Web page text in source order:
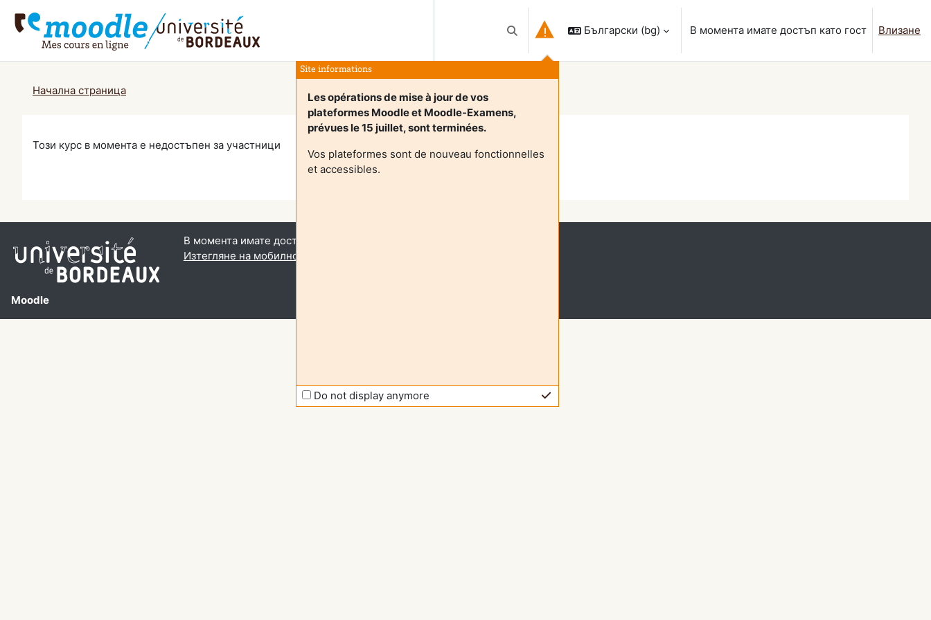
Превключване при въвеждане на търсеното
Site informations
Les opérations de mise à jour de vos
plateformes Moodle et Moodle-Examens,
prévues le 15 juillet, sont terminées.
Vos plateformes sont de nouveau fonctionnelles
et accessibles.
Do not display anymore
Български ‎(bg)‎ В момента имате достъп като гост Влизане
Начална страница
Този курс в момента е недостъпен за участници
Moodle
В момента имате достъп като гост (
Изтегляне на мобилно приложение